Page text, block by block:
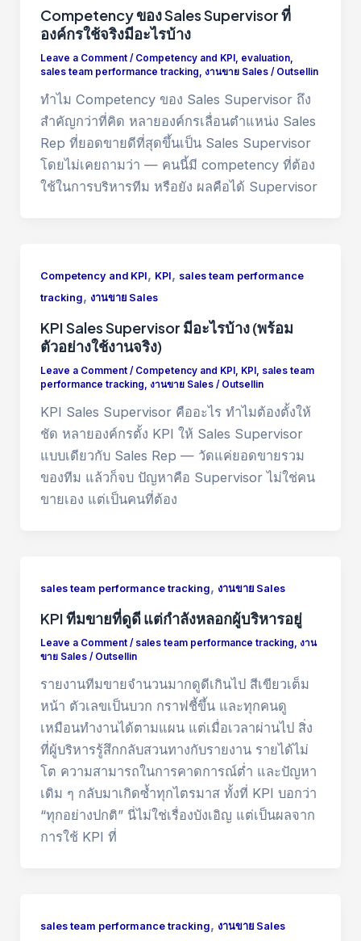
Competency ของ Sales Supervisor ที่
องค์กรใช้จริงมีอะไรบ้าง
Leave a Comment / Competency and KPI , evaluation,
sales team performance tracking, งานขาย Sales/ Outsellin
ทำไม Competency ของ Sales Supervisor ถึง
สำคัญกว่าที่คิด หลายองค์กรเลื่อนตำแหน่ง Sales
Rep ที่ยอดขายดีที่สุดขึ้นเป็น Sales Supervisor
โดยไม่เคยถามว่า — คนนี้มี competency ที่ต้อง
ใช้ในการบริหารทีม หรือยัง ผลคือได้ Supervisor
Competency and KPI, KPI, sales team performance
tracking, งานขาย Sales
KPI Sales Supervisor มีอะไรบ้าง (พร้อม
ตัวอย่างใช้งานจริง)
Leave a Comment / Competency and KPI , KPI , sales team
performance tracking, งานขาย Sales/ Outsellin
KPI Sales Supervisor คืออะไร ทำไมต้องตั้งให้
ชัด หลายองค์กรตั้ง KPI ให้ Sales Supervisor
แบบเดียวกับ Sales Rep — วัดแค่ยอดขายรวม
ของทีม แล้วก็จบ ปัญหาคือ Supervisor ไม่ใช่คน
ขายเอง แต่เป็นคนที่ต้อง
sales team performance tracking, งานขาย Sales
KPI ทีมขายที่ดูดี แต่กำลังหลอกผู้บริหารอยู่
Leave a Comment / sales team performance tracking, งาน
ขาย Sales/ Outsellin
รายงานทีมขายจำนวนมากดูดีเกินไป สีเขียวเต็ม
หน้า ตัวเลขเป็นบวก กราฟชี้ขึ้น และทุกคนดู
เหมือนทำงานได้ตามแผน แต่เมื่อเวลาผ่านไป สิ่ง
ที่ผู้บริหารรู้สึกกลับสวนทางกับรายงาน รายได้ไม่
โต ความสามารถในการคาดการณ์ต่ำ และปัญหา
เดิม ๆ กลับมาเกิดซ้ำทุกไตรมาส ทั้งที่ KPI บอกว่า
“ทุกอย่างปกติ” นี่ไม่ใช่เรื่องบังเอิญ แต่เป็นผลจาก
การใช้ KPI ที่
sales team performance tracking, งานขาย Sales